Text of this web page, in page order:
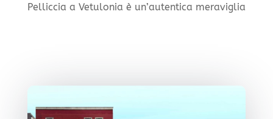
Pelliccia a Vetulonia è un’autentica meraviglia